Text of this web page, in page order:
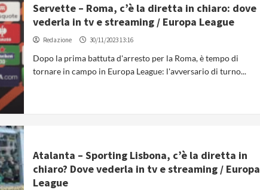
Servette – Roma, c’è la diretta in chiaro: dove
vederla in tv e streaming / Europa League
Redazione 30/11/2023 13:16
Dopo la prima battuta d'arresto per la Roma, è tempo di
tornare in campo in Europa League: l'avversario di turno...
Atalanta – Sporting Lisbona, c’è la diretta in
chiaro? Dove vederla in tv e streaming / Europa
League